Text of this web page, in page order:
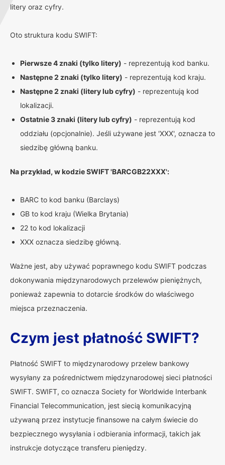
litery oraz cyfry.
Oto struktura kodu SWIFT:
Pierwsze 4 znaki (tylko litery) - reprezentują kod banku.
Następne 2 znaki (tylko litery) - reprezentują kod kraju.
Następne 2 znaki (litery lub cyfry) - reprezentują kod
lokalizacji.
Ostatnie 3 znaki (litery lub cyfry) - reprezentują kod
oddziału (opcjonalnie). Jeśli używane jest 'XXX', oznacza to
siedzibę główną banku.
Na przykład, w kodzie SWIFT 'BARCGB22XXX':
BARC to kod banku (Barclays)
GB to kod kraju (Wielka Brytania)
22 to kod lokalizacji
XXX oznacza siedzibę główną.
Ważne jest, aby używać poprawnego kodu SWIFT podczas
dokonywania międzynarodowych przelewów pieniężnych,
ponieważ zapewnia to dotarcie środków do właściwego
miejsca przeznaczenia.
Czym jest płatność SWIFT?
Płatność SWIFT to międzynarodowy przelew bankowy
wysyłany za pośrednictwem międzynarodowej sieci płatności
SWIFT. SWIFT, co oznacza Society for Worldwide Interbank
Financial Telecommunication, jest siecią komunikacyjną
używaną przez instytucje finansowe na całym świecie do
bezpiecznego wysyłania i odbierania informacji, takich jak
instrukcje dotyczące transferu pieniędzy.